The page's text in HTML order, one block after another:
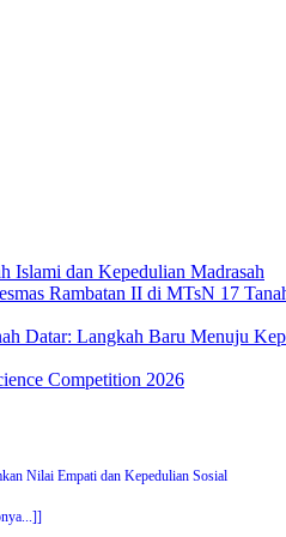
dan Kepedulian Madrasah
Rambatan II di MTsN 17
Datar: Langkah Baru Menuju
Competition 2026
Nilai Empati dan Kepedulian Sosial